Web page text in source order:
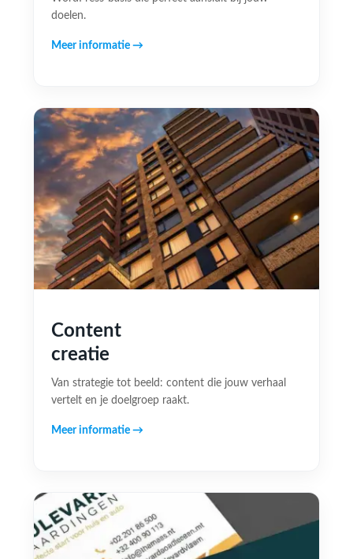
doelen.
Meer informatie →
Content
creatie
Van strategie tot beeld: content die jouw verhaal
vertelt en je doelgroep raakt.
Meer informatie →